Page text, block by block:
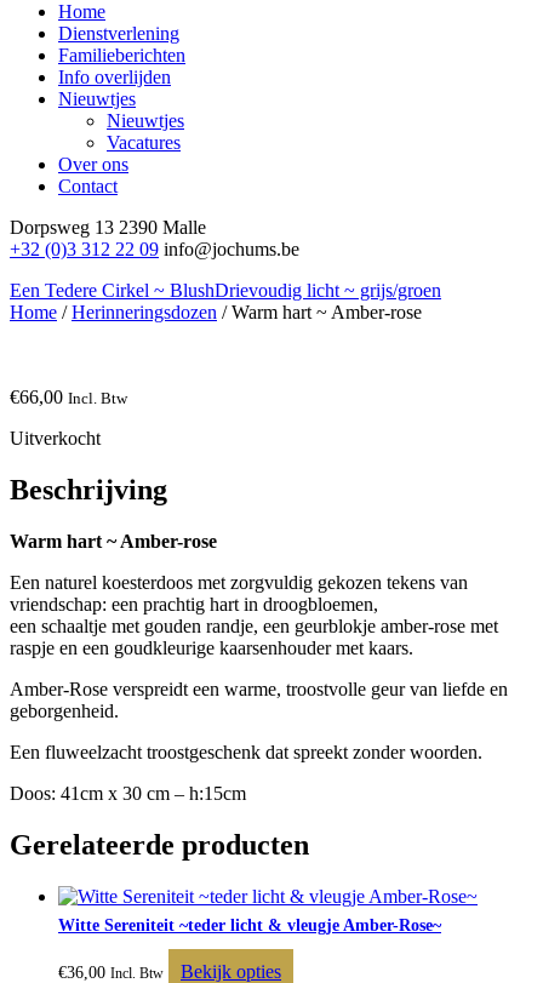
Home
Dienstverlening
Familieberichten
Info overlijden
Nieuwtjes
Nieuwtjes
Vacatures
Over ons
Contact
Dorpsweg 13 2390 Malle
+32 (0)3 312 22 09 info@jochums.be
Een Tedere Cirkel ~ BlushDrievoudig licht ~ grijs/groen
Home /Herinneringsdozen / Warm hart ~ Amber-rose
€66,00 Incl. Btw
Uitverkocht
Beschrijving
Warm hart ~ Amber-rose
Een naturel koesterdoos met zorgvuldig gekozen tekens van
vriendschap: een prachtig hart in droogbloemen,
een schaaltje met gouden randje, een geurblokje amber-rose met
raspje en een goudkleurige kaarsenhouder met kaars.
Amber-Rose verspreidt een warme, troostvolle geur van liefde en
geborgenheid.
Een fluweelzacht troostgeschenk dat spreekt zonder woorden.
Doos: 41cm x 30 cm – h:15cm
Gerelateerde producten
Witte Sereniteit ~teder licht & vleugje Amber-Rose~
€36,00 Incl. Btw Bekijk opties